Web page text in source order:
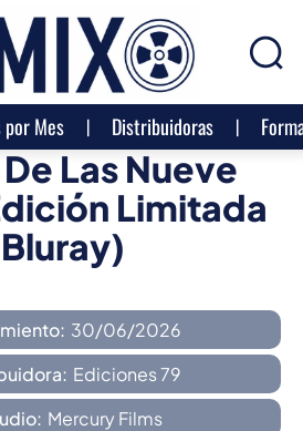
por Mes Distribuidoras
Las Nueve
Limitada
30/06/2026
Ediciones 79
Mercury Films